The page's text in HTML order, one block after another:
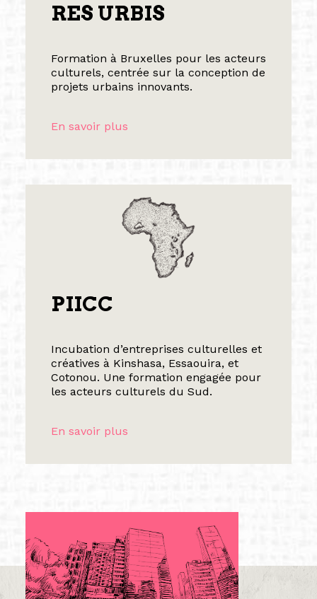
RES URBIS
Formation à Bruxelles pour les acteurs
culturels, centrée sur la conception de
projets urbains innovants.
En savoir plus
PIICC
Incubation d’entreprises culturelles et
créatives à Kinshasa, Essaouira, et
Cotonou. Une formation engagée pour
les acteurs culturels du Sud.
En savoir plus